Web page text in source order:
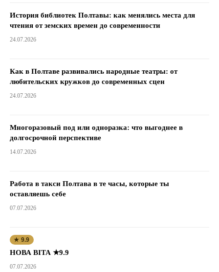
История библиотек Полтавы: как менялись места для
чтения от земских времен до современности
24.07.2026
Как в Полтаве развивались народные театры: от
любительских кружков до современных сцен
24.07.2026
Многоразовый под или одноразка: что выгоднее в
долгосрочной перспективе
14.07.2026
Работа в такси Полтава в те часы, которые ты
оставляешь себе
07.07.2026
★ 9.9
НОВА ВІТА ★9.9
07.07.2026